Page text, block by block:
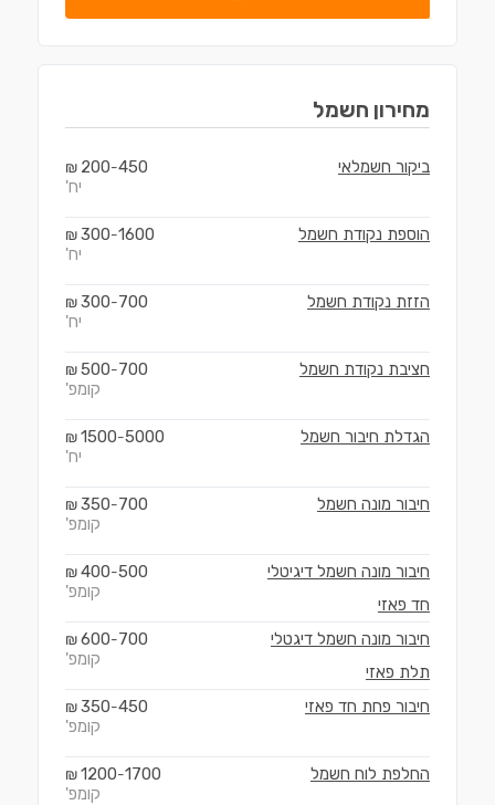
מחירון חשמל
ביקור חשמלאי 200-450
₪
יח'
הוספת נקודת חשמל 300-1600
₪
יח'
הזזת נקודת חשמל 300-700
₪
יח'
חציבת נקודת חשמל 500-700
₪
קומפ'
הגדלת חיבור חשמל 1500-5000
₪
יח'
חיבור מונה חשמל 350-700
₪
קומפ'
חיבור מונה חשמל דיגיטלי
חד פאזי
400-500
₪
קומפ'
חיבור מונה חשמל דיגטלי
תלת פאזי
600-700
₪
קומפ'
חיבור פחת חד פאזי 350-450
₪
קומפ'
החלפת לוח חשמל 1200-1700
₪
קומפ'